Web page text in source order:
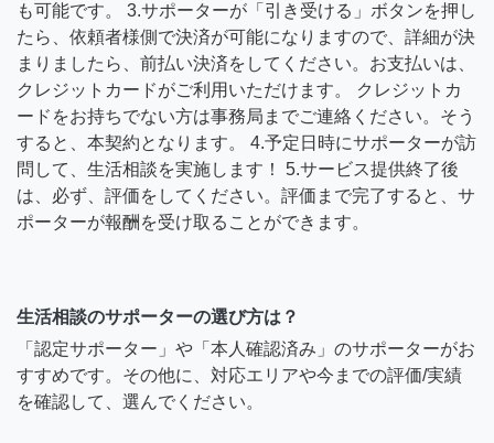
も可能です。 3.サポーターが「引き受ける」ボタンを押し
たら、依頼者様側で決済が可能になりますので、詳細が決
まりましたら、前払い決済をしてください。お支払いは、
クレジットカードがご利用いただけます。 クレジットカ
ードをお持ちでない方は事務局までご連絡ください。そう
すると、本契約となります。 4.予定日時にサポーターが訪
問して、生活相談を実施します！ 5.サービス提供終了後
は、必ず、評価をしてください。評価まで完了すると、サ
ポーターが報酬を受け取ることができます。
生活相談のサポーターの選び方は？
「認定サポーター」や「本人確認済み」のサポーターがお
すすめです。その他に、対応エリアや今までの評価/実績
を確認して、選んでください。